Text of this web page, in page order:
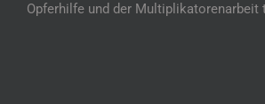
Opferhilfe und der Multiplikatorenarbeit